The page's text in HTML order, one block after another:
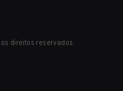
direitos reservados.